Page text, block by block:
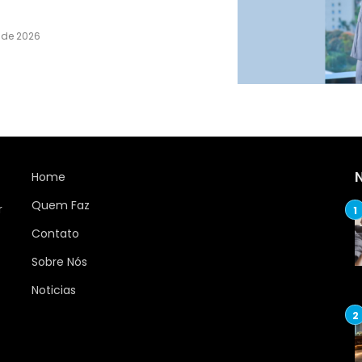
2026
Home
Quem Faz
Contato
Sobre Nós
Noticias